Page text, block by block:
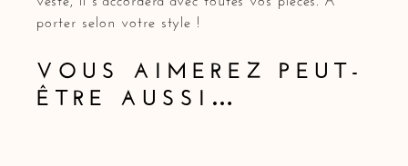
porter selon votre style !
VOUS AIMEREZ PEUT-
ÊTRE AUSSI…